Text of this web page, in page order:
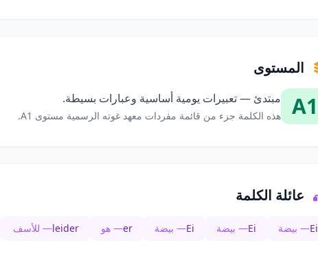
المستوى
A1 مبتدئ — تعبيرات يومية أساسية وعبارات بسيطة.
هذه الكلمة جزء من قائمة مفردات معهد غوته الرسمية مستوى A1.
عائلة الكلمة
Ei— بيضة Ei— بيضة Ei— بيضة er— هو leider— للأسف